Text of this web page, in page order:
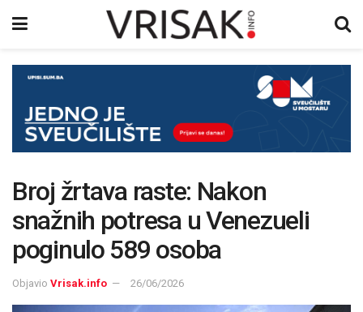
Broj žrtava raste: Nakon
snažnih potresa u Venezueli
poginulo 589 osoba
Objavio Vrisak.info 26/06/2026